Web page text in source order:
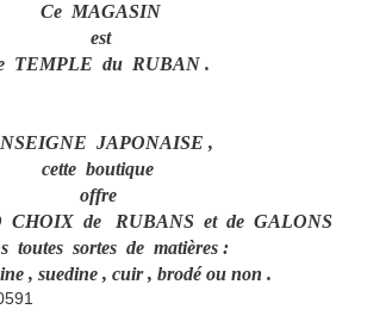
Ce MAGASIN
est
TEMPLE du RUBAN .
JAPONAISE ,
cette boutique
offre
CHOIX de RUBANS et de GALONS
toutes sortes de matières :
, suedine , cuir , brodé ou non .